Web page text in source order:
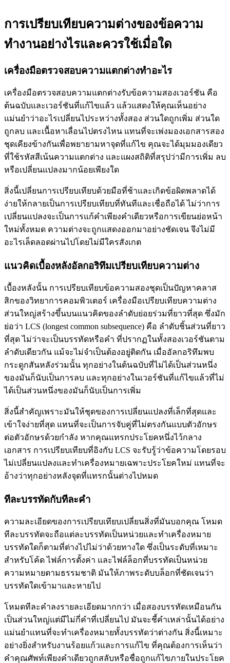
การเปรียบเทียบความต่างของข้อความ
ทำงานอย่างไรและควรใช้เมื่อใด
เครื่องมือตรวจสอบความแตกต่างทำอะไร
เครื่องมือตรวจสอบความแตกต่างรับข้อความสองเวอร์ชัน คือ
ต้นฉบับและเวอร์ชันที่แก้ไขแล้ว แล้วแสดงให้คุณเห็นอย่าง
แม่นยำว่าอะไรเปลี่ยนไประหว่างทั้งสอง ส่วนใดถูกเพิ่ม ส่วนใด
ถูกลบ และเนื้อหาเลื่อนไปตรงไหน แทนที่จะเพ่งมองเอกสารสอง
ชุดเคียงข้างกันเพื่อพยายามหาจุดที่แก้ไข คุณจะได้มุมมองเดียว
ที่ใช้รหัสสีเน้นความแตกต่าง และแผงสถิติที่สรุปว่ามีการเพิ่ม ลบ
หรือเปลี่ยนแปลงมากน้อยเพียงใด
สิ่งนี้เปลี่ยนการเปรียบเทียบด้วยมือที่ช้าและเกิดข้อผิดพลาดได้
ง่ายให้กลายเป็นการเปรียบเทียบที่ทันทีและเชื่อถือได้ ไม่ว่าการ
เปลี่ยนแปลงจะเป็นการแก้คำเพียงคำเดียวหรือการเขียนย่อหน้า
ใหม่ทั้งหมด ความต่างจะถูกแสดงออกมาอย่างชัดเจน จึงไม่มี
อะไรเล็ดลอดผ่านไปโดยไม่มีใครสังเกต
แนวคิดเบื้องหลังอัลกอริทึมเปรียบเทียบความต่าง
เบื้องหลังนั้น การเปรียบเทียบข้อความสองชุดเป็นปัญหาคลาส
สิกของวิทยาการคอมพิวเตอร์ เครื่องมือเปรียบเทียบความต่าง
ส่วนใหญ่สร้างขึ้นบนแนวคิดของลำดับย่อยร่วมที่ยาวที่สุด ซึ่งมัก
ย่อว่า LCS (longest common subsequence) คือ ลำดับชิ้นส่วนที่ยาว
ที่สุด ไม่ว่าจะเป็นบรรทัดหรือคำ ที่ปรากฏในทั้งสองเวอร์ชันตาม
ลำดับเดียวกัน แม้จะไม่จำเป็นต้องอยู่ติดกัน เมื่ออัลกอริทึมพบ
กระดูกสันหลังร่วมนั้น ทุกอย่างในต้นฉบับที่ไม่ได้เป็นส่วนหนึ่ง
ของมันก็นับเป็นการลบ และทุกอย่างในเวอร์ชันที่แก้ไขแล้วที่ไม่
ได้เป็นส่วนหนึ่งของมันก็นับเป็นการเพิ่ม
สิ่งนี้สำคัญเพราะมันให้ชุดของการเปลี่ยนแปลงที่เล็กที่สุดและ
เข้าใจง่ายที่สุด แทนที่จะเป็นการจับคู่ที่ไม่ตรงกันแบบตัวอักษร
ต่อตัวอักษรด้วยกำลัง หากคุณแทรกประโยคหนึ่งไว้กลาง
เอกสาร การเปรียบเทียบที่อิงกับ LCS จะรับรู้ว่าข้อความโดยรอบ
ไม่เปลี่ยนแปลงและทำเครื่องหมายเฉพาะประโยคใหม่ แทนที่จะ
อ้างว่าทุกอย่างหลังจุดที่แทรกนั้นต่างไปหมด
ทีละบรรทัดกับทีละคำ
ความละเอียดของการเปรียบเทียบเปลี่ยนสิ่งที่มันบอกคุณ โหมด
ทีละบรรทัดจะถือแต่ละบรรทัดเป็นหน่วยและทำเครื่องหมาย
บรรทัดใดก็ตามที่ต่างไปไม่ว่าด้วยทางใด ซึ่งเป็นระดับที่เหมาะ
สำหรับโค้ด ไฟล์การตั้งค่า และไฟล์ล็อกที่บรรทัดเป็นหน่วย
ความหมายตามธรรมชาติ มันให้ภาพระดับบล็อกที่ชัดเจนว่า
บรรทัดใดเข้ามาและหายไป
โหมดทีละคำลงรายละเอียดมากกว่า เมื่อสองบรรทัดเหมือนกัน
เป็นส่วนใหญ่แต่มีไม่กี่คำที่เปลี่ยนไป มันจะชี้คำเหล่านั้นได้อย่าง
แม่นยำแทนที่จะทำเครื่องหมายทั้งบรรทัดว่าต่างกัน สิ่งนี้เหมาะ
อย่างยิ่งสำหรับงานร้อยแก้วและการแก้ไข ที่คุณต้องการเห็นว่า
คำคุณศัพท์เพียงคำเดียวถูกสลับหรือชื่อถูกแก้ไขภายในประโยค